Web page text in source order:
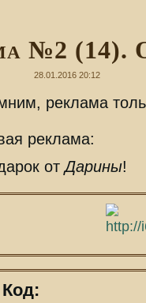
№2 (14).
28.01.2016 20:12
реклама
реклама:
отДарины!
Код: